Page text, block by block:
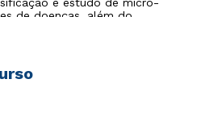
de doenças, além do
farmacológicas.
teoria e prática ao longo de
proporcionando vivência